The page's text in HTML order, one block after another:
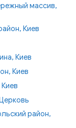
массив,
Киев
Киев
Киев
район,